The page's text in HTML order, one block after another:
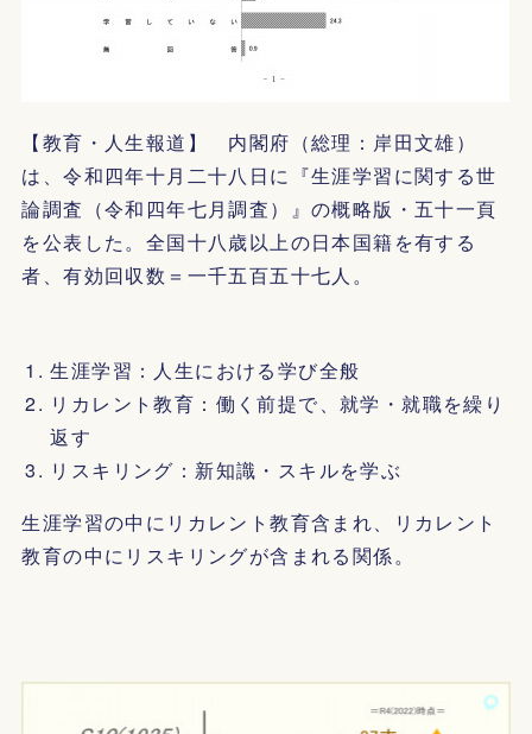
【教育・人生報道】 内閣府（総理：岸田文雄）
は、令和四年十月二十八日に『生涯学習に関する世
論調査（令和四年七月調査）』の概略版・五十一頁
を公表した。全国十八歳以上の日本国籍を有する
者、有効回収数＝一千五百五十七人。
生涯学習：人生における学び全般
リカレント教育：働く前提で、就学・就職を繰り
返す
リスキリング：新知識・スキルを学ぶ
生涯学習の中にリカレント教育含まれ、リカレント
教育の中にリスキリングが含まれる関係。